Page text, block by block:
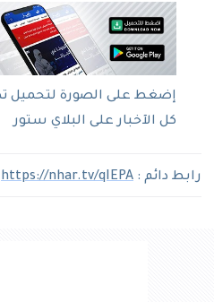
إضغط على الصورة لتحميل
كل الآخبار على البلاي ستور
رابط دائم : https://nhar.tv/qIEPA